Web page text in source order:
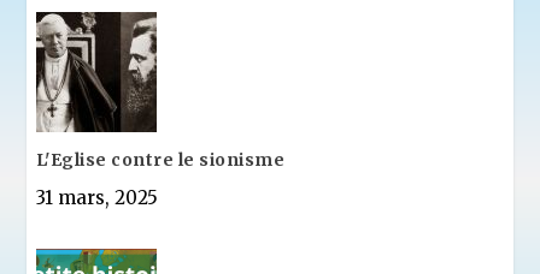
L'Eglise contre le sionisme
31 mars, 2025